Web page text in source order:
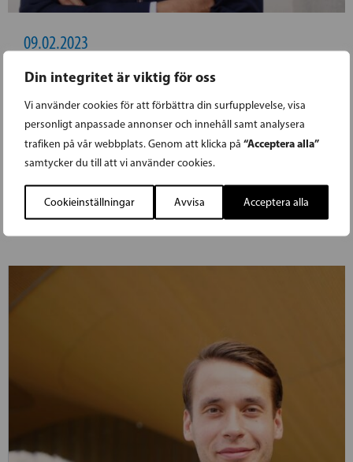
Din integritet är viktig för oss
Vi använder cookies för att förbättra din surfupplevelse, visa
personligt anpassade annonser och innehåll samt analysera
trafiken på vår webbplats. Genom att klicka på “Acceptera alla”
samtycker du till att vi använder cookies.
Cookieinställningar Avvisa Acceptera alla
09.02.2023
BLOMQVIST: KRISSTÖDET FÖR
JORDBRUKET ÄR NÖDVÄNDIGT
I dag diskuterade riksdagen förslaget om stöd
för lantbrukens höjda el- och gödselkostnader.
LÄS FÖREGÅENDE ARTIKEL